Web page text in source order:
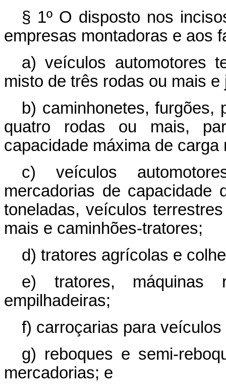
§ 1º O disposto nos
empresas montadoras e aos
a) veículos automotores
misto de três rodas ou mais e
b) caminhonetes,
quatro rodas ou mais,
capacidade máxima de
c) veículos
mercadorias de capacidade
toneladas, veículos
mais e caminhões-tratores;
d) tratores agrícolas e
e) tratores, máquinas
empilhadeiras;
f) carroçarias para
g) reboques e semi-
mercadorias; e